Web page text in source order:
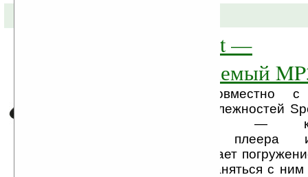
Speedo Aquabeat —
водонепроницаемый
Компания iRiver совместно с
плавательных принадлежностей
Speedo Aquabeat —
водонепроницаемых плеера
Устройство выдерживает
тех метров, так что заняться с